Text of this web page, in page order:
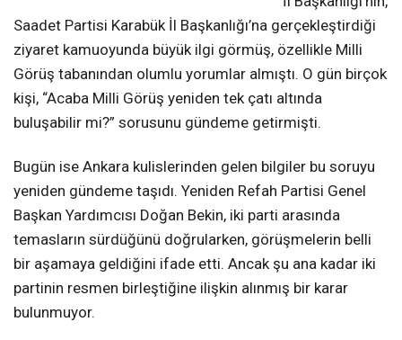
Saadet Partisi Karabük İl Başkanlığı’na gerçekleştirdiği
ziyaret kamuoyunda büyük ilgi görmüş, özellikle Milli
Görüş tabanından olumlu yorumlar almıştı. O gün birçok
kişi, “Acaba Milli Görüş yeniden tek çatı altında
buluşabilir mi?” sorusunu gündeme getirmişti.
Bugün ise Ankara kulislerinden gelen bilgiler bu soruyu
yeniden gündeme taşıdı. Yeniden Refah Partisi Genel
Başkan Yardımcısı Doğan Bekin, iki parti arasında
temasların sürdüğünü doğrularken, görüşmelerin belli
bir aşamaya geldiğini ifade etti. Ancak şu ana kadar iki
partinin resmen birleştiğine ilişkin alınmış bir karar
bulunmuyor.